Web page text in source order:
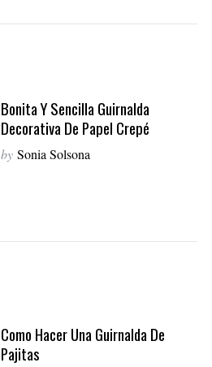
Bonita Y Sencilla Guirnalda
Decorativa De Papel Crepé
by Sonia Solsona
Como Hacer Una Guirnalda De
Pajitas